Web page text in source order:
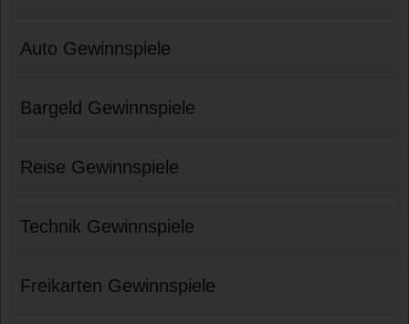
Auto Gewinnspiele
Bargeld Gewinnspiele
Reise Gewinnspiele
Technik Gewinnspiele
Freikarten Gewinnspiele